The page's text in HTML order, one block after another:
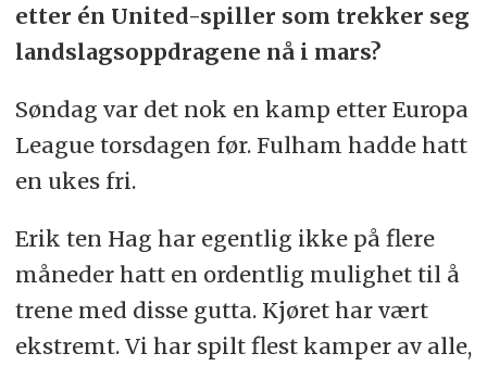
etter én United-spiller som trekker seg
landslagsoppdragene nå i mars?
Søndag var det nok en kamp etter Europa
League torsdagen før. Fulham hadde hatt
en ukes fri.
Erik ten Hag har egentlig ikke på flere
måneder hatt en ordentlig mulighet til å
trene med disse gutta. Kjøret har vært
ekstremt. Vi har spilt flest kamper av alle,